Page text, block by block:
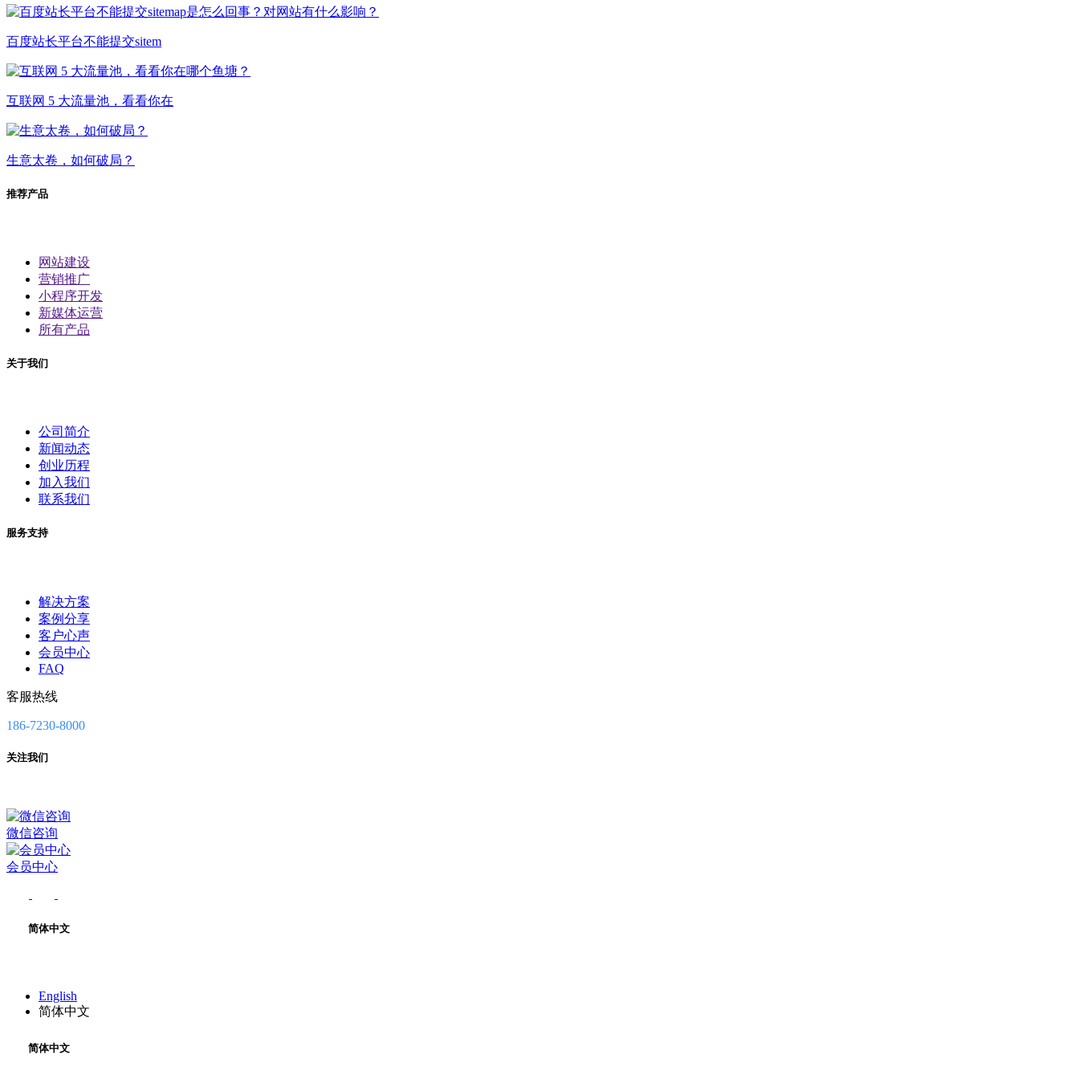
百度站长平台不能提交sitem
互联网 5 大流量池，看看你在
生意太卷，如何破局？
推荐产品
网站建设
营销推广
小程序开发
新媒体运营
所有产品
关于我们
公司简介
新闻动态
创业历程
加入我们
联系我们
服务支持
解决方案
案例分享
客户心声
会员中心
FAQ
客服热线
186-7230-8000
关注我们
微信咨询
会员中心
简体中文
English
简体中文
简体中文